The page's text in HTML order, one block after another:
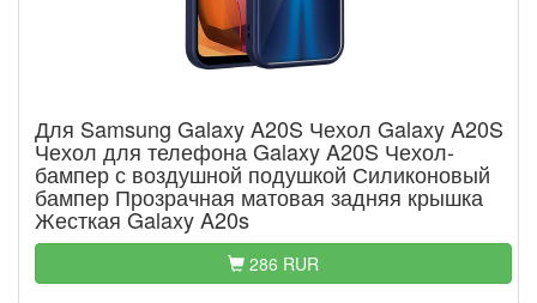
Для Samsung Galaxy A20S Чехол Galaxy A20S
Чехол для телефона Galaxy A20S Чехол-
бампер с воздушной подушкой Силиконовый
бампер Прозрачная матовая задняя крышка
Жесткая Galaxy A20s
286 RUR